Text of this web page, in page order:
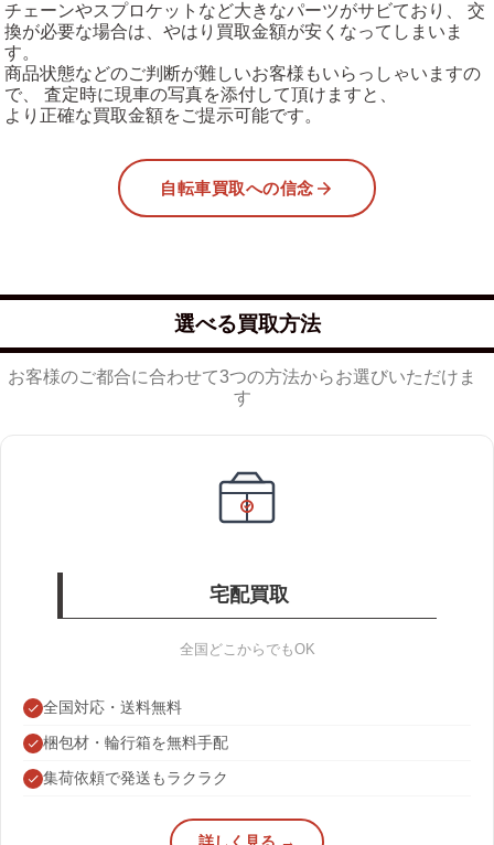
チェーンやスプロケットなど大きなパーツがサビており、 交
換が必要な場合は、やはり買取金額が安くなってしまいま
す。
商品状態などのご判断が難しいお客様もいらっしゃいますの
で、 査定時に現車の写真を添付して頂けますと、
より正確な買取金額をご提示可能です。
自転車買取への信念
選べる買取方法
お客様のご都合に合わせて3つの方法からお選びいただけま
す
宅配買取
全国どこからでもOK
全国対応・送料無料
梱包材・輪行箱を無料手配
集荷依頼で発送もラクラク